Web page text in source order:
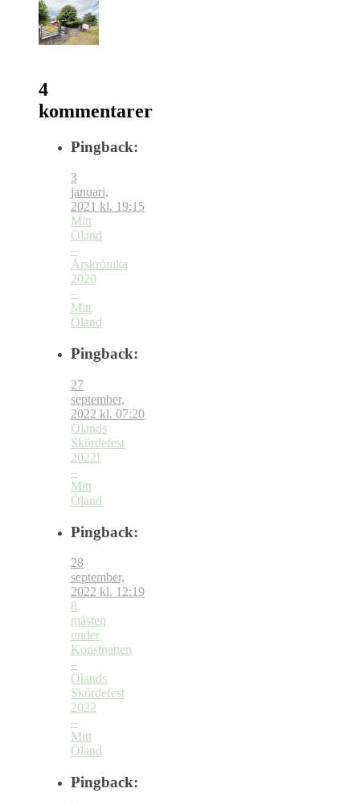
4
kommentarer
Pingback:
3
januari,
2021 kl. 19:15
Mitt
Öland
–
Årskrönika
2020
–
Mitt
Öland
Pingback:
27
september,
2022 kl. 07:20
Ölands
Skördefest
2022!
–
Mitt
Öland
Pingback:
28
september,
2022 kl. 12:19
8
måsten
under
Konstnatten
–
Ölands
Skördefest
2022
–
Mitt
Öland
Pingback: